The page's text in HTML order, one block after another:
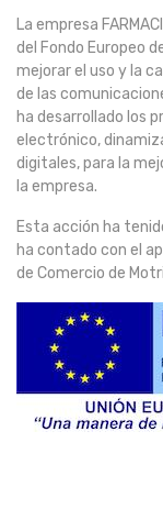
La empresa
del Fondo Europeo
mejorar el uso y la
de las
ha desarrollado los
electrónico,
digitales, para la
la empresa.
Esta acción ha
ha contado con el
de Comercio de Motril